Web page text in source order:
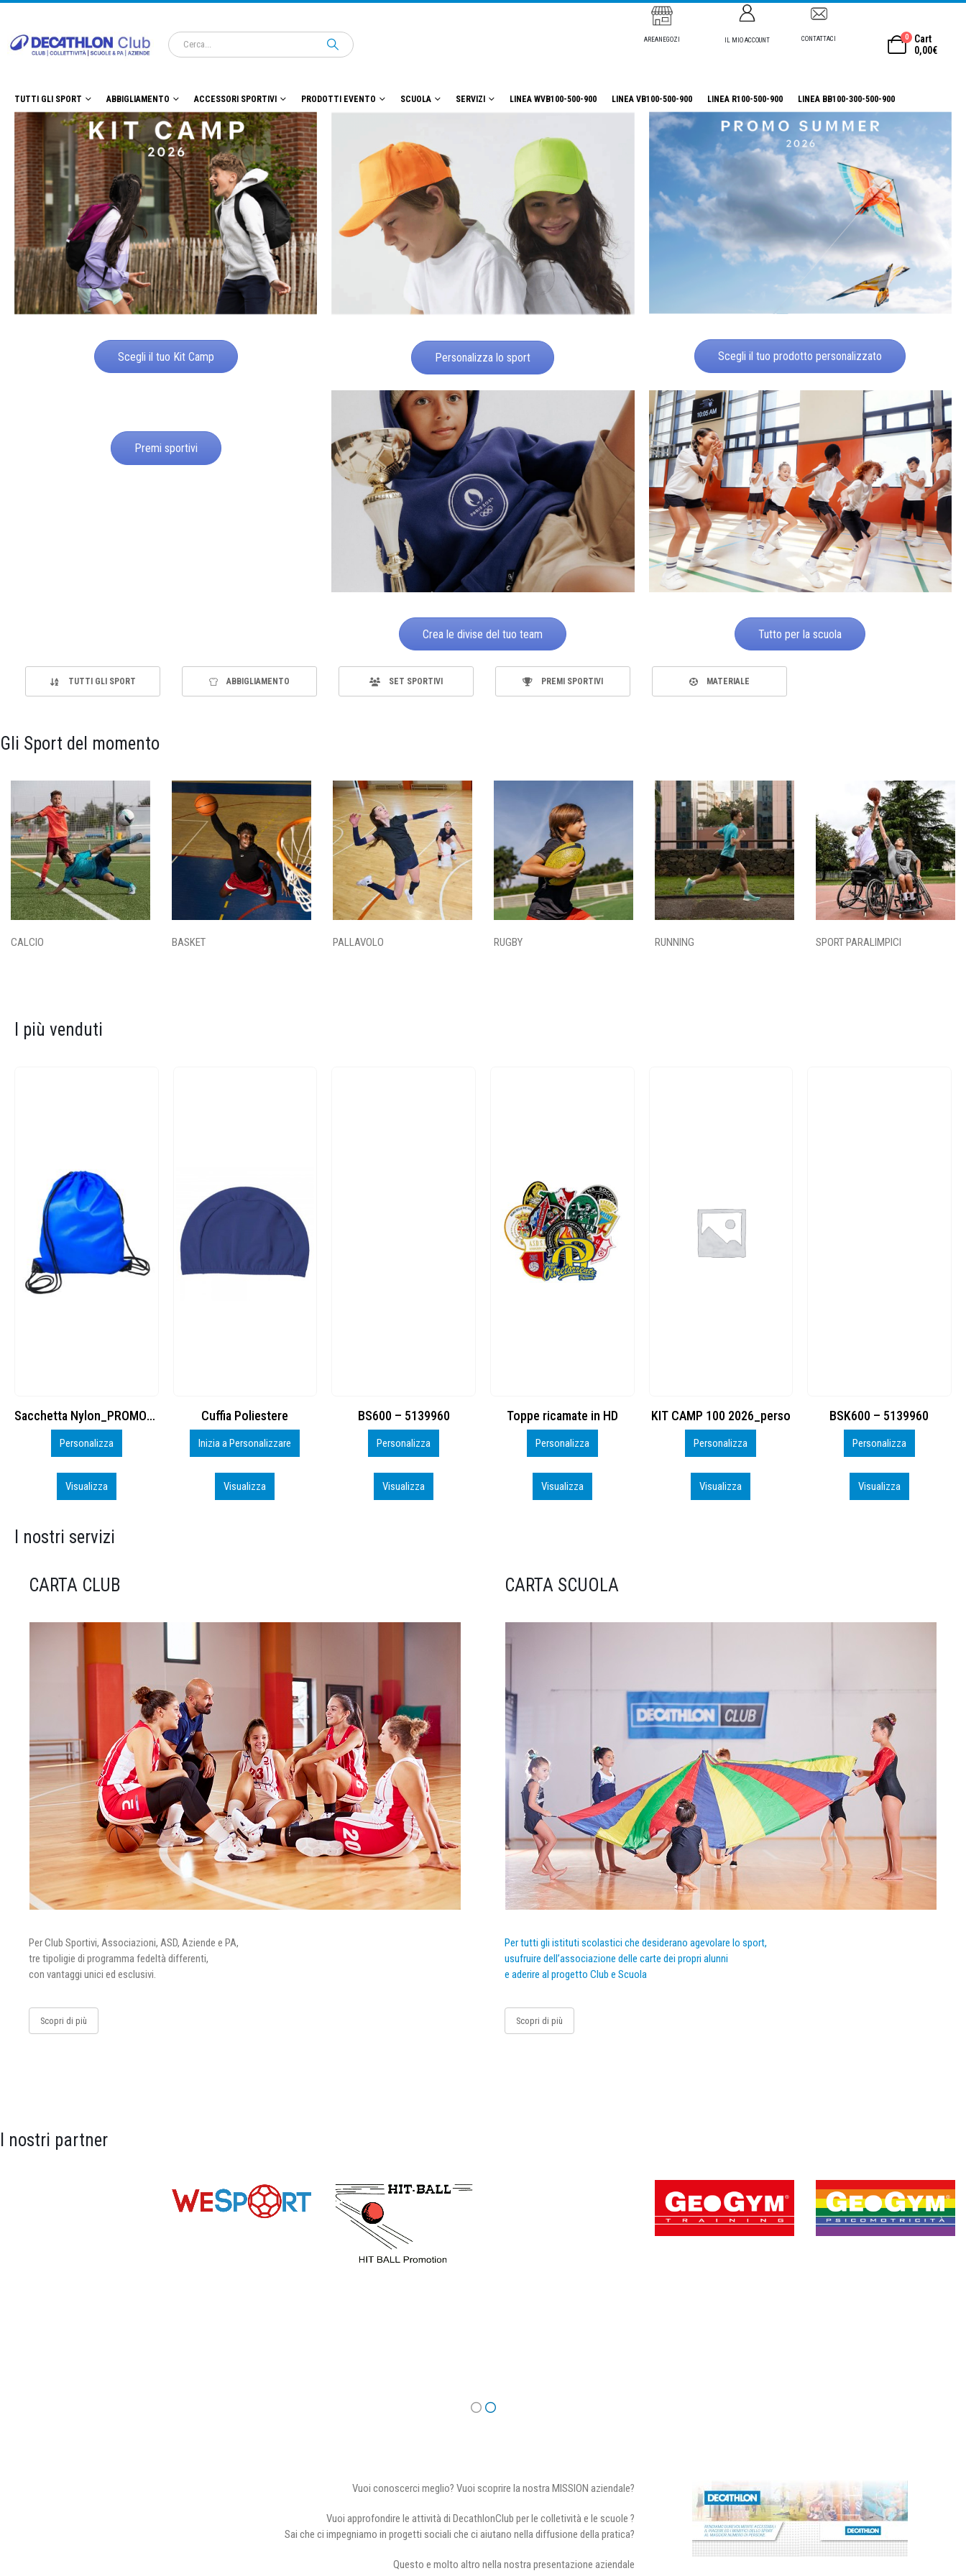
AREANEGOZI IL MIO ACCOUNT CONTATTACI 0
Cart
0,00€
TUTTI GLI SPORT ABBIGLIAMENTO ACCESSORI SPORTIVI PRODOTTI EVENTO SCUOLA SERVIZI LINEA WVB100-500-900 LINEA VB100-500-900 LINEA R100-500-900 LINEA BB100-300-500-900
Scegli il tuo Kit Camp Personalizza lo sport Scegli il tuo prodotto personalizzato
Premi sportivi
Crea le divise del tuo team Tutto per la scuola
TUTTI GLI SPORT ABBIGLIAMENTO SET SPORTIVI PREMI SPORTIVI MATERIALE
Gli Sport del momento
CALCIO BASKET PALLAVOLO RUGBY RUNNING SPORT PARALIMPICI
I più venduti
Cuffia Poliestere
Inizia a Personalizzare
Visualizza
BS600 – 5139960
Personalizza
Visualizza
Toppe ricamate in HD
Personalizza
Visualizza
KIT CAMP 100 2026_perso
Personalizza
Visualizza
BSK600 – 5139960
Personalizza
Visualizza
DTF
Personalizza
Visualizza
I nostri servizi
CARTA CLUB
Per Club Sportivi, Associazioni, ASD, Aziende e PA,
tre tipoligie di programma fedeltà differenti,
con vantaggi unici ed esclusivi.
Scopri di più
CARTA SCUOLA
Per tutti gli istituti scolastici che desiderano agevolare lo sport,
usufruire dell’associazione delle carte dei propri alunni
e aderire al progetto Club e Scuola
Scopri di più
I nostri partner
Vuoi conoscerci meglio? Vuoi scoprire la nostra MISSION aziendale?
Vuoi approfondire le attività di DecathlonClub per le colletività e le scuole ?
Sai che ci impegniamo in progetti sociali che ci aiutano nella diffusione della pratica?
Questo e molto altro nella nostra presentazione aziendale